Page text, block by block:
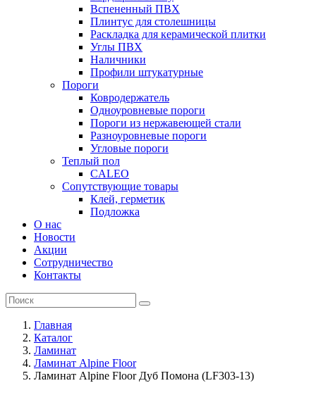
Вспененный ПВХ
Плинтус для столешницы
Раскладка для керамической плитки
Углы ПВХ
Наличники
Профили штукатурные
Пороги
Ковродержатель
Одноуровневые пороги
Пороги из нержавеющей стали
Разноуровневые пороги
Угловые пороги
Теплый пол
CALEO
Сопутствующие товары
Клей, герметик
Подложка
О нас
Новости
Акции
Сотрудничество
Контакты
Главная
Каталог
Ламинат
Ламинат Alpine Floor
Ламинат Alpine Floor Дуб Помона (LF303-13)